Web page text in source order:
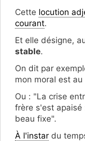
Cette locution
courant.
Et elle désigne,
stable.
On dit par
mon moral est
Ou : "La crise
frère s'est apaisé
beau fixe".
À l'instar du